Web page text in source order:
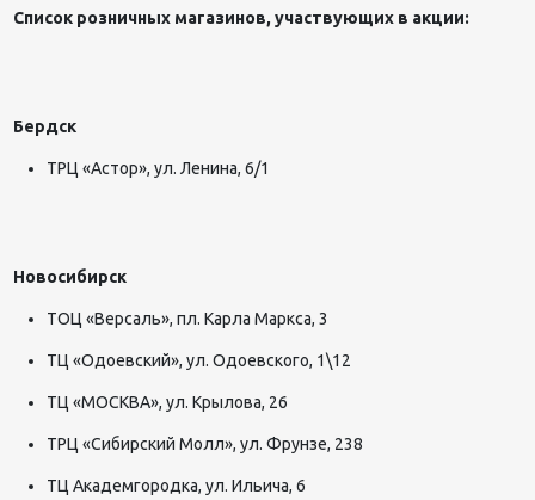
Список розничных магазинов, участвующих в акции:
Бердск
ТРЦ «Астор», ул. Ленина, 6/1
Новосибирск
ТОЦ «Версаль», пл. Карла Маркса, 3
ТЦ «Одоевский», ул. Одоевского, 1\12
ТЦ «МОСКВА», ул. Крылова, 26
ТРЦ «Сибирский Молл», ул. Фрунзе, 238
ТЦ Академгородка, ул. Ильича, 6